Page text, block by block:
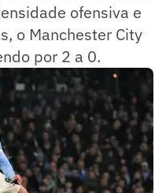
ofensiva e
o Manchester City
por 2 a 0.